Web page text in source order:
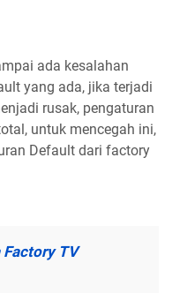
ada kesalahan
yang ada, jika terjadi
rusak, pengaturan
untuk mencegah ini,
Default dari factory
Factory TV